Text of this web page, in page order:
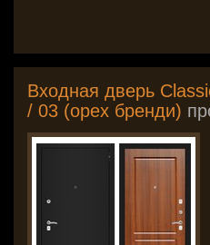
Входная дверь
/ 03 (орех бренди)